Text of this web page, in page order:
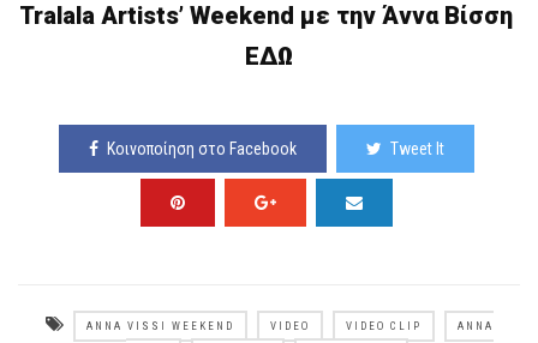
Tralala Artists’ Weekend με την Άννα Βίσση
ΕΔΩ
Κοινοποίηση στο Facebook Tweet It
ANNA VISSI WEEKEND VIDEO VIDEO CLIP ΆΝΝΑ